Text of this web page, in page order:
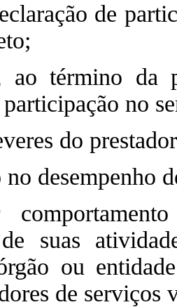
de
término da
no
do
desempenho
de suas
ou
de